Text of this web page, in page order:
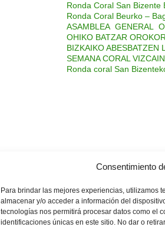
Consentimiento
Para brindar las mejores experiencias, utilizamos
almacenar y/o acceder a información del
tecnologías nos permitirá procesar datos como el
identificaciones únicas en este sitio. No dar o
Ronda Coral San Bizente
Ronda Coral Beurko –
ASAMBLEA GENERAL
OHIKO BATZAR
BIZKAIKO ABESBATZEN
SEMANA CORAL
Ronda coral San